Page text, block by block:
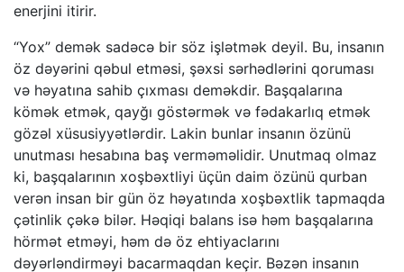
enerjini itirir.
“Yox” demək sadəcə bir söz işlətmək deyil. Bu, insanın
öz dəyərini qəbul etməsi, şəxsi sərhədlərini qoruması
və həyatına sahib çıxması deməkdir. Başqalarına
kömək etmək, qayğı göstərmək və fədakarlıq etmək
gözəl xüsusiyyətlərdir. Lakin bunlar insanın özünü
unutması hesabına baş verməməlidir. Unutmaq olmaz
ki, başqalarının xoşbəxtliyi üçün daim özünü qurban
verən insan bir gün öz həyatında xoşbəxtlik tapmaqda
çətinlik çəkə bilər. Həqiqi balans isə həm başqalarına
hörmət etməyi, həm də öz ehtiyaclarını
dəyərləndirməyi bacarmaqdan keçir. Bəzən insanın